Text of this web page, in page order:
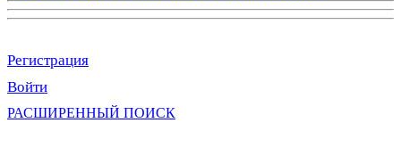
Регистрация
Войти
РАСШИРЕННЫЙ ПОИСК